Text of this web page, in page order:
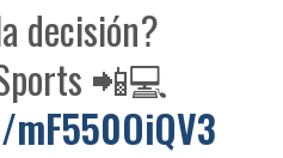
decisión?
📲💻